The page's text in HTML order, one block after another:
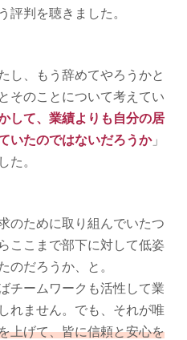
評判を聴きました。
し、もう辞めてやろうかと
そのことについて考えてい
して、業績よりも自分の居
いたのではないだろうか」
た。
のために取り組んでいたつ
ここまで部下に対して低姿
のだろうか、と。
チームワークも活性して業
れません。でも、それが唯
上げて、皆に信頼と安心を